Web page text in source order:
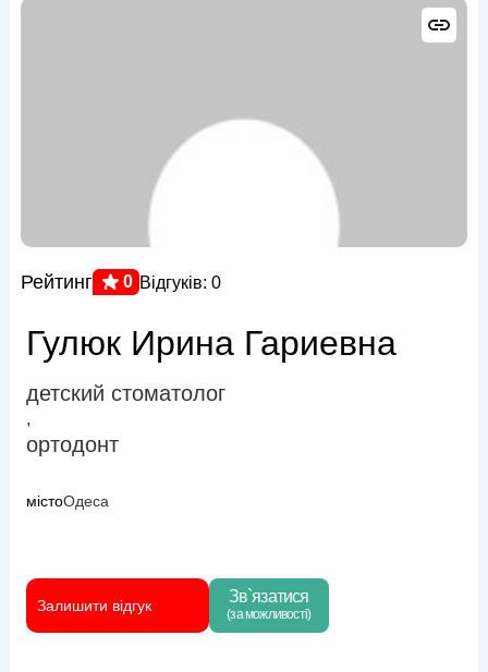
Рейтинг 0 Відгуків: 0
Гулюк Ирина Гариевна
детский стоматолог
,
ортодонт
містоОдеса
Залишити відгук Зв`язатися
(за можливості)